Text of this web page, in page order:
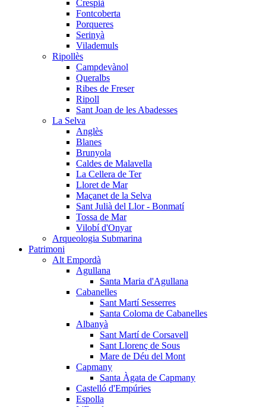
Crespià
Fontcoberta
Porqueres
Serinyà
Vilademuls
Ripollès
Campdevànol
Queralbs
Ribes de Freser
Ripoll
Sant Joan de les Abadesses
La Selva
Anglès
Blanes
Brunyola
Caldes de Malavella
La Cellera de Ter
Lloret de Mar
Maçanet de la Selva
Sant Julià del Llor - Bonmatí
Tossa de Mar
Vilobí d'Onyar
Arqueologia Submarina
Patrimoni
Alt Empordà
Agullana
Santa Maria d'Agullana
Cabanelles
Sant Martí Sesserres
Santa Coloma de Cabanelles
Albanyà
Sant Martí de Corsavell
Sant Llorenç de Sous
Mare de Déu del Mont
Capmany
Santa Àgata de Capmany
Castelló d'Empúries
Espolla